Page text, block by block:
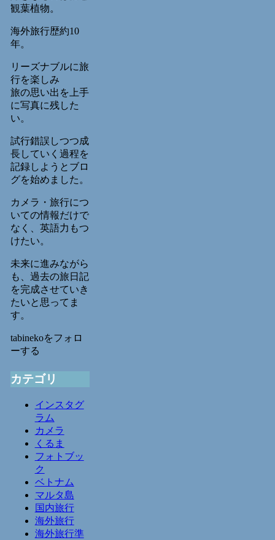
観葉植物。
海外旅行歴約10
年。
リーズナブルに旅
行を楽しみ
旅の思い出を上手
に写真に残した
い。
試行錯誤しつつ成
長していく過程を
記録しようとブロ
グを始めました。
カメラ・旅行につ
いての情報だけで
なく、英語力もつ
けたい。
未来に進みながら
も、過去の旅日記
を完成させていき
たいと思ってま
す。
tabinekoをフォロ
ーする
カテゴリ
インスタグ
ラム
カメラ
くるま
フォトブッ
ク
ベトナム
マルタ島
国内旅行
海外旅行
海外旅行準